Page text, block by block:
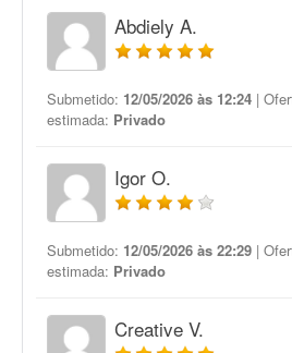
Abdiely A.
Submetido: 12/05/2026 às 12:24 |
estimada: Privado
Igor O.
Submetido: 12/05/2026 às 22:29 |
estimada: Privado
Creative V.